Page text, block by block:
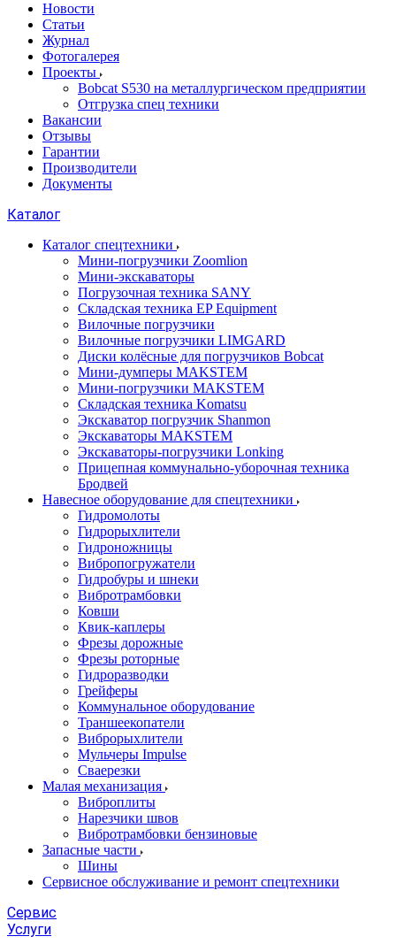
Новости
Статьи
Журнал
Фотогалерея
Проекты
Bobcat S530 на металлургическом предприятии
Отгрузка спец техники
Вакансии
Отзывы
Гарантии
Производители
Документы
Каталог
Каталог спецтехники
Мини-погрузчики Zoomlion
Мини-экскаваторы
Погрузочная техника SANY
Складская техника EP Equipment
Вилочные погрузчики
Вилочные погрузчики LIMGARD
Диски колёсные для погрузчиков Bobcat
Мини-думперы MAKSTEM
Мини-погрузчики MAKSTEM
Складская техника Komatsu
Экскаватор погрузчик Shanmon
Экскаваторы MAKSTEM
Экскаваторы-погрузчики Lonking
Прицепная коммунально-уборочная техника
Бродвей
Навесное оборудование для спецтехники
Гидромолоты
Гидрорыхлители
Гидроножницы
Вибропогружатели
Гидробуры и шнеки
Вибротрамбовки
Ковши
Квик-каплеры
Фрезы дорожные
Фрезы роторные
Гидроразводки
Грейферы
Коммунальное оборудование
Траншеекопатели
Виброрыхлители
Мульчеры Impulse
Сваерезки
Малая механизация
Виброплиты
Нарезчики швов
Вибротрамбовки бензиновые
Запасные части
Шины
Сервисное обслуживание и ремонт спецтехники
Сервис
Услуги